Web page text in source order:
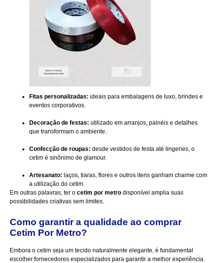
Fitas personalizadas: ideais para embalagens de luxo, brindes e
eventos corporativos.
Decoração de festas: utilizado em arranjos, painéis e detalhes
que transformam o ambiente.
Confecção de roupas: desde vestidos de festa até lingeries, o
cetim é sinônimo de glamour.
Artesanato: laços, tiaras, flores e outros itens ganham charme com
a utilização do cetim.
Em outras palavras, ter o cetim por metro disponível amplia suas
possibilidades criativas sem limites.
Como garantir a qualidade ao comprar
Cetim Por Metro?
Embora o cetim seja um tecido naturalmente elegante, é fundamental
escolher fornecedores especializados para garantir a melhor experiência.